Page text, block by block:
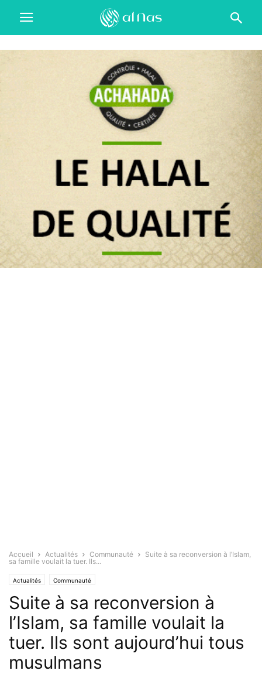
Accueil Actualités Communauté
Suite à sa reconversion à l’Islam,
sa famille voulait la tuer. Ils...
Actualités Communauté
Suite à sa reconversion à
l’Islam, sa famille voulait la
tuer. Ils sont aujourd’hui tous
musulmans